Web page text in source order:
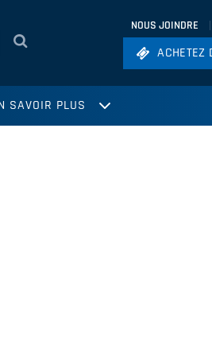
NOUS JOINDRE
ACHETEZ
ACHETEZ
SAVOIR PLUS